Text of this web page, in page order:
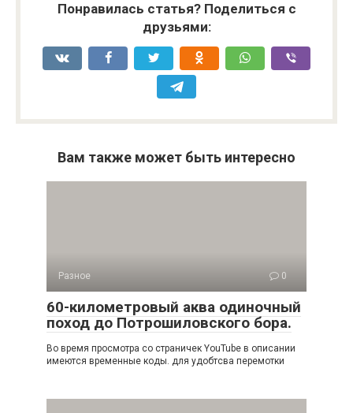
Понравилась статья? Поделиться с
друзьями:
Вам также может быть интересно
Разное 0
60-километровый аква одиночный
поход до Потрошиловского бора.
Во время просмотра со страничек YouTube в описании
имеются временные коды. для удобтсва перемотки